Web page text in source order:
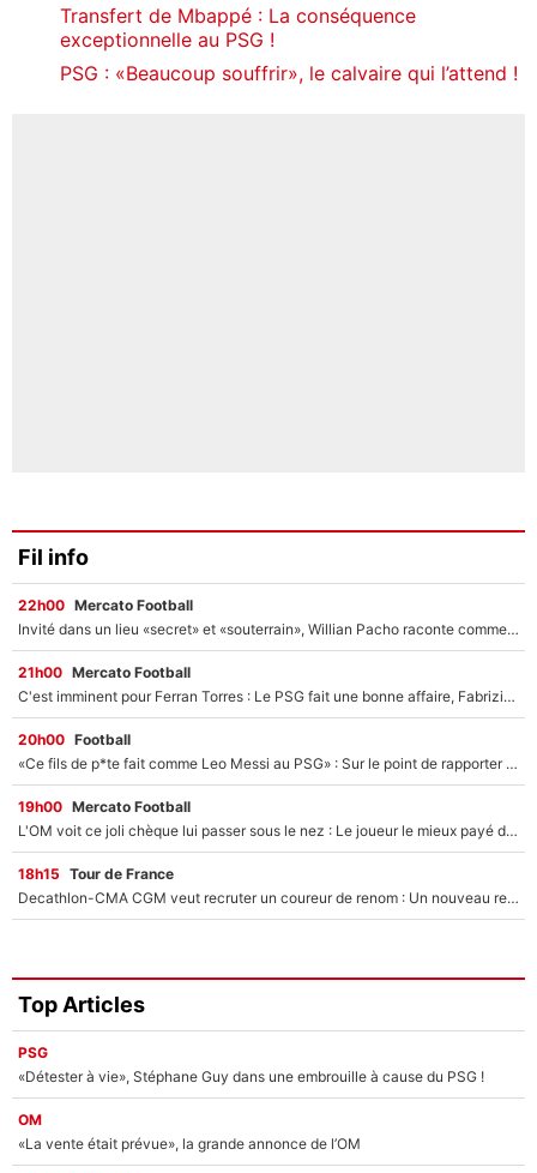
Transfert de Mbappé : La conséquence
exceptionnelle au PSG !
PSG : «Beaucoup souffrir», le calvaire qui l’attend !
Fil info
22h00 Mercato Football
Invité dans un lieu «secret» et «souterrain», Willian Pacho raconte comment il a négocié son transfert au PSG !
21h00 Mercato Football
C'est imminent pour Ferran Torres : Le PSG fait une bonne affaire, Fabrizio Romano révèle le vrai prix du joueur !
20h00 Football
«Ce fils de p*te fait comme Leo Messi au PSG» : Sur le point de rapporter gros à l'OM, Facundo Medina raconte son clash avec des supporters !
19h00 Mercato Football
L'OM voit ce joli chèque lui passer sous le nez : Le joueur le mieux payé du club refuse de partir, son transfert est annulé à la dernière minute !
18h15 Tour de France
Decathlon-CMA CGM veut recruter un coureur de renom : Un nouveau renfort important arrive pour Paul Seixas ?
Top Articles
PSG
«Détester à vie», Stéphane Guy dans une embrouille à cause du PSG !
OM
«La vente était prévue», la grande annonce de l’OM